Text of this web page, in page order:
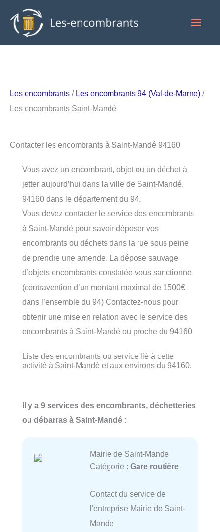
contenu
Les encombrants / Les encombrants 94 (Val-de-Marne) /
Les encombrants Saint-Mandé
Contacter les encombrants à Saint-Mandé 94160
Vous avez un encombrant, objet ou un déchet à
jetter aujourd’hui dans la ville de Saint-Mandé,
94160 dans le département du 94.
Vous devez contacter le service des encombrants
à Saint-Mandé pour savoir déposer vos
encombrants ou déchets dans la rue sous peine
de prendre une amende. La dépose sauvage
d’objets encombrants constatée vous sanctionne
(contravention d’un montant maximal de 1500€
dans l’ensemble du 94) Contactez-nous pour
obtenir une mise en relation avec le service des
encombrants à Saint-Mandé ou proche du 94160.
Liste des encombrants ou service lié à cette
activité à Saint-Mandé et aux environs du 94160.
Il y a 9 services des encombrants, déchetteries
ou débarras à Saint-Mandé :
Mairie de Saint-Mande
Catégorie : Gare routière
Contact du service de
l'entreprise Mairie de Saint-
Mande